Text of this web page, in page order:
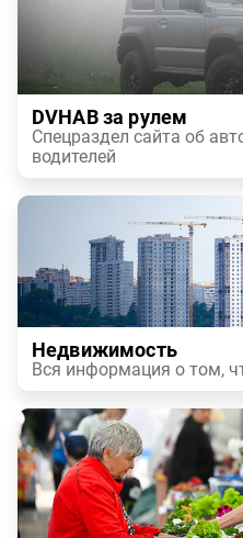
DVHAB за рулем
Спецраздел сайта об
водителей
Недвижимость
Вся информация о том,